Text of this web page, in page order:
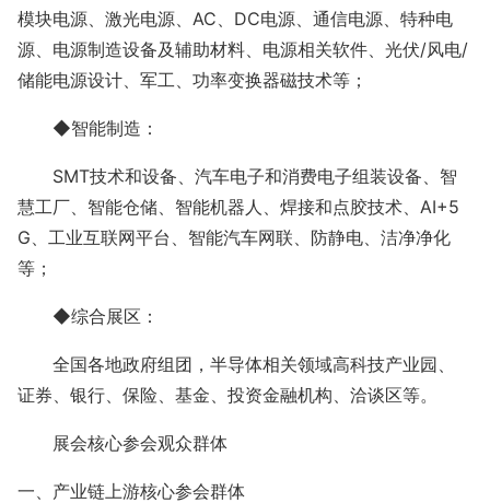
模块电源、激光电源、AC、DC电源、通信电源、特种电
源、电源制造设备及辅助材料、电源相关软件、光伏/风电/
储能电源设计、军工、功率变换器磁技术等；
◆智能制造：
SMT技术和设备、汽车电子和消费电子组装设备、智
慧工厂、智能仓储、智能机器人、焊接和点胶技术、AI+5
G、工业互联网平台、智能汽车网联、防静电、洁净净化
等；
◆综合展区：
全国各地政府组团，半导体相关领域高科技产业园、
证券、银行、保险、基金、投资金融机构、洽谈区等。
展会核心参会观众群体
一、产业链上游核心参会群体